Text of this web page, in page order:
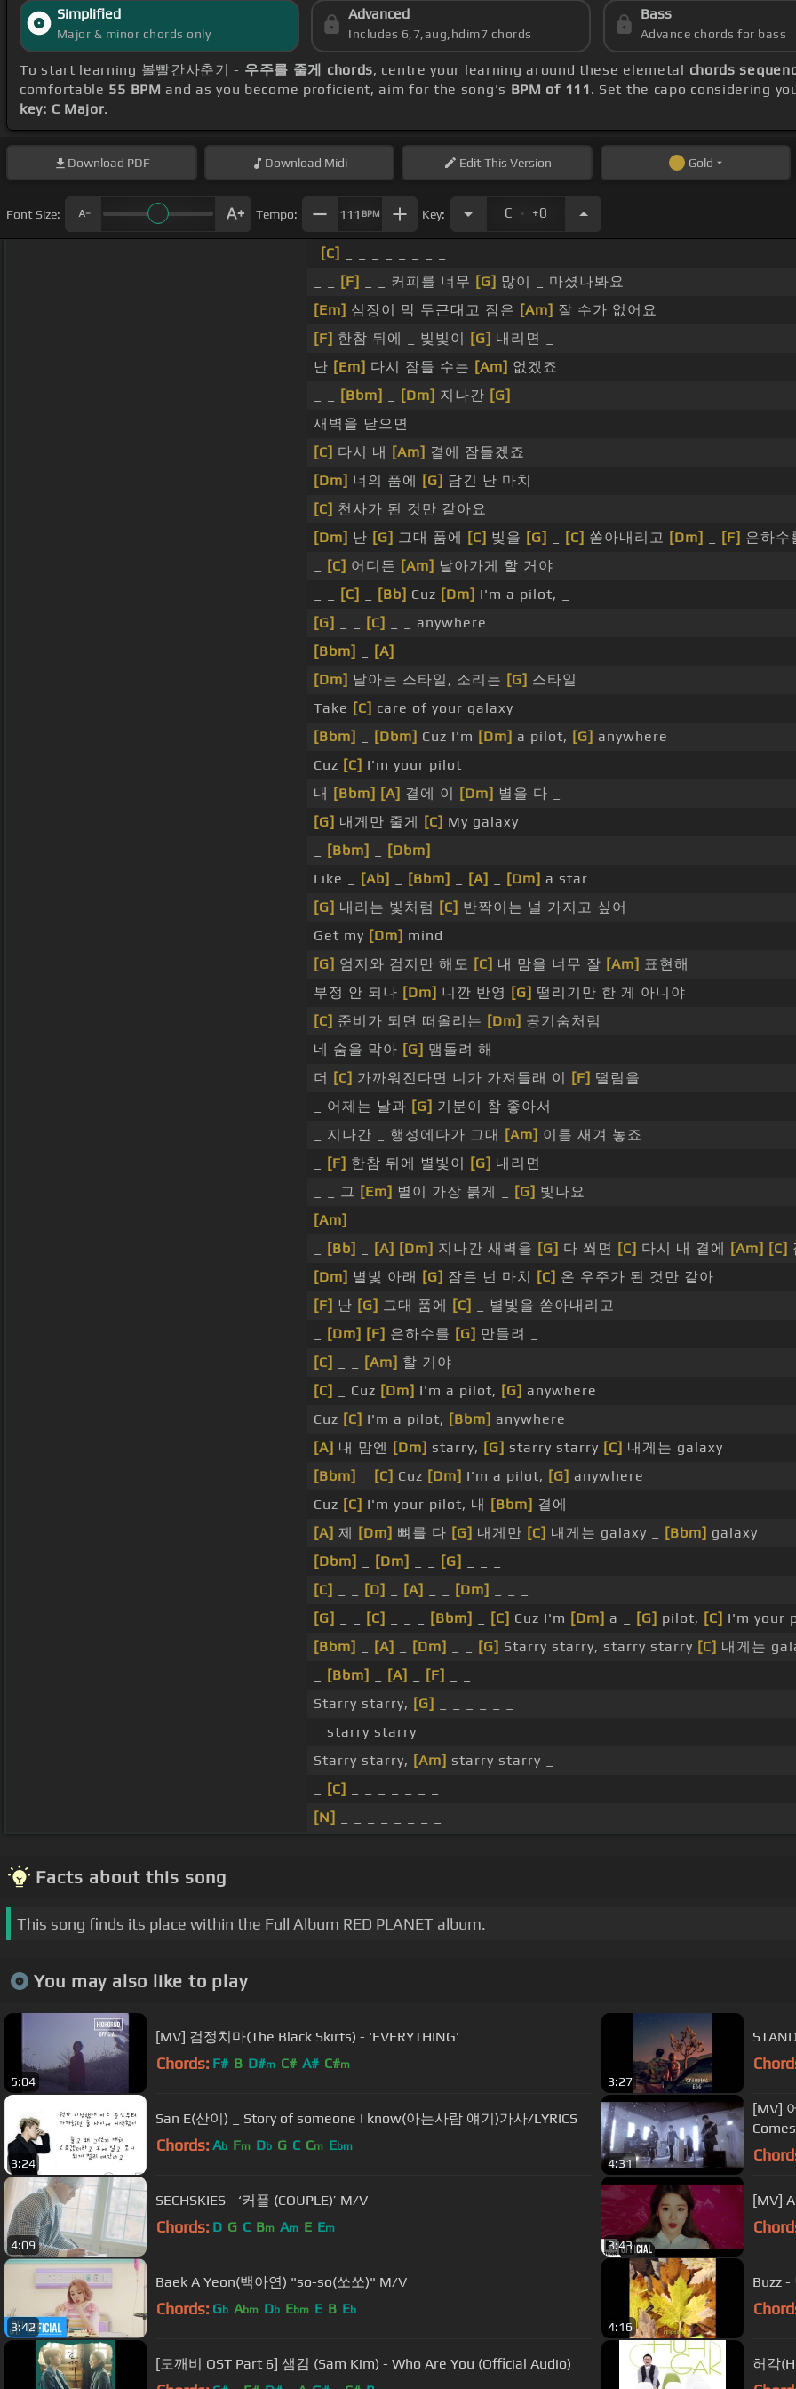
Simplified
Major & minor chords only
Advanced
Includes 6,7,aug,hdim7 chords
Bass
Advance chords for bass
To start learning 볼빨간사춘기 - 우주를 줄게 chords, centre your learning around these elemetal chords
comfortable 55 BPM and as you become proficient, aim for the song's BPM of 111 . Set the capo considering
key: C Major.
Download PDF Download Midi EditThis Version Gold
Font Size: Tempo: 111 BPM Key: C . +0
[C]
[F] _ _ 커피를 너무 [G] 많이 _ 마셨나봐요
[Em] 심장이 막 두근대고 잠은 [Am] 잘 수가 없어요
[F] 한참 뒤에 _ 빛빛이 [G] 내리면 _
난 [Em] 다시 잠들 수는 [Am] 없겠죠
[Bbm] [Dm] 지나간 [G]
새벽을 닫으면
[C] 다시 내 [Am] 곁에 잠들겠죠
[Dm] 너의 품에 [G] 담긴 난 마치
[C] 천사가 된 것만 같아요
[Dm] 난 [G] 그대 품에 [C] 빛을 [G] [C] 쏟아내리고 [Dm] [F] 은하
[C] 어디든 [Am] 날아가게 할 거야
[C] [Bb] Cuz [Dm] I'm a pilot, _
[G]
[C]
_ _ anywhere
[Bbm]
[A]
[Dm] 날아는 스타일, 소리는 [G] 스타일
Take [C] care of your galaxy
[Bbm]
[Dbm] Cuz I'm [Dm] a pilot, [G] anywhere
Cuz [C] I'm your pilot
내
[Bbm] [A] 곁에 이 [Dm] 별을 다 _
[G] 내게만 줄게 [C] My galaxy
[Bbm]
[Dbm]
Like _
[Ab] [Bbm] [A] [Dm] a star
[G] 내리는 빛처럼 [C] 반짝이는 널 가지고 싶어
Get my [Dm] mind
[G] 엄지와 검지만 해도 [C] 내 맘을 너무 잘 [Am] 표현해
부정 안 되나 [Dm] 니깐 반영 [G] 떨리기만 한 게 아니야
[C] 준비가 되면 떠올리는 [Dm] 공기숨처럼
네 숨을 막아 [G] 맴돌려 해
더
[C] 가까워진다면 니가 가져들래 이 [F] 떨림을
_ 어제는 날과 [G] 기분이 참 좋아서
_ 지나간 _ 행성에다가 그대
[Am] 이름 새겨 놓죠
[F] 한참 뒤에 별빛이 [G] 내리면
_ _ 그 [Em] 별이 가장 붉게 _ [G] 빛나요
[Am]
[Bb] [A] [Dm] 지나간 새벽을 [G] 다 쐬면 [C] 다시 내 곁에 [Am] [C]
[Dm] 별빛 아래 [G] 잠든 넌 마치 [C] 온 우주가 된 것만 같아
[F] 난 [G] 그대 품에 [C]
_ 별빛을 쏟아내리고
[Dm] [F] 은하수를 [G] 만들려 _
[C]
[Am] 할 거야
[C]
_ Cuz [Dm] I'm a pilot, [G] anywhere
Cuz [C] I'm a pilot, [Bbm] anywhere
[A] 내 맘엔 [Dm] starry, [G] starry starry [C] 내게는 galaxy
[Bbm]
[C] Cuz [Dm] I'm a pilot, [G] anywhere
Cuz [C] I'm your pilot, 내 [Bbm] 곁에
[A] 제 [Dm] 뼈를 다 [G] 내게만 [C] 내게는 galaxy _ [Bbm] galaxy
[Dbm]
[Dm] [G]
[C]
[D] [A] [Dm]
[G]
[C] [Bbm] [C] Cuz I'm [Dm] a _ [G] pilot, [C] I'm your
[Bbm]
[A] [Dm] [G] Starry starry, starry starry [C] 내게는
[Bbm] [A] [F]
Starry starry, [G]
_ starry starry
Starry starry, [Am] starry starry _
[C]
[N]
Facts about this song
This song finds its place within the Full Album RED PLANET album.
You may also like to play
5:04
[MV] 검정치마(The Black Skirts) - 'EVERYTHING'
Chords: F# B D#m C# A# C#m
3:27
3:24
San E(산이) _ Story of someone I know(아는사람 얘기)가사/LYRICS
Chords: Ab Fm Db G C Cm Ebm
4:31
[MV]
4:09
SECHSKIES - ‘커플 (COUPLE)’ M/V
Chords: D G C Bm Am E Em
3:43
[MV]
3:42
Baek A Yeon(백아연) "so-so(쏘쏘)" M/V
Chords: Gb Abm Db Ebm E B Eb
4:16
Buzz
[도깨비 OST Part 6] 샘김 (Sam Kim) - Who Are You (Official Audio) 허각